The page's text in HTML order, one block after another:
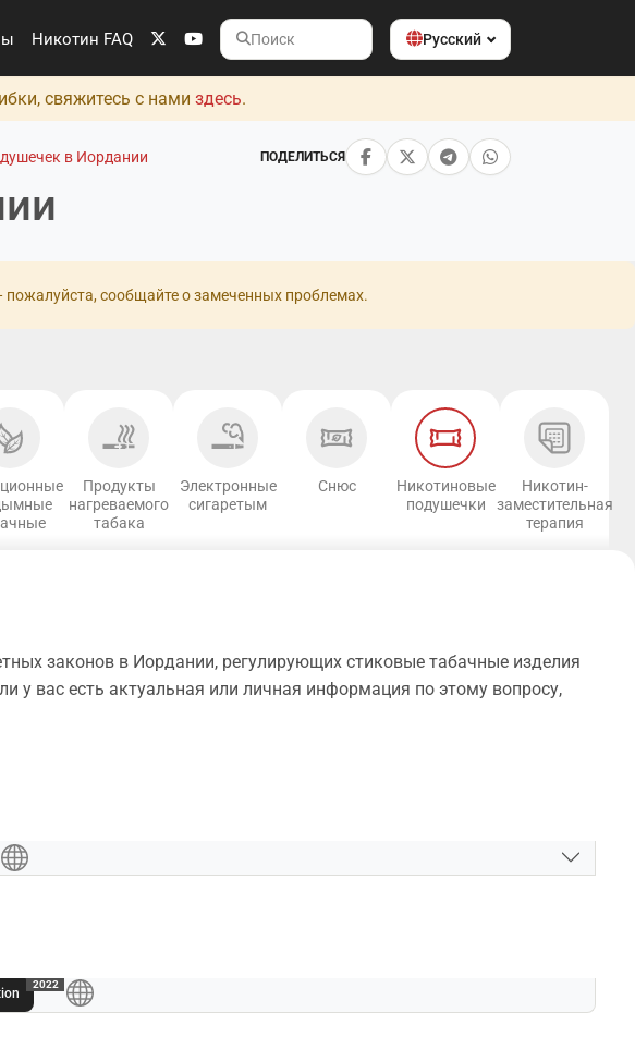
Никотин FAQ
Поиск
Русский
свяжитесь с нами здесь.
в Иордании ПОДЕЛИТЬСЯ
сообщайте о замеченных проблемах.
Продукты
нагреваемого
табака
Электронные
сигаретым
Снюс
Никотиновые
подушечки
Никотин-
заместительная
терапия
законов в Иордании, регулирующих стиковые табачные изделия
у вас есть актуальная или личная информация по этому вопросу,
A
2022